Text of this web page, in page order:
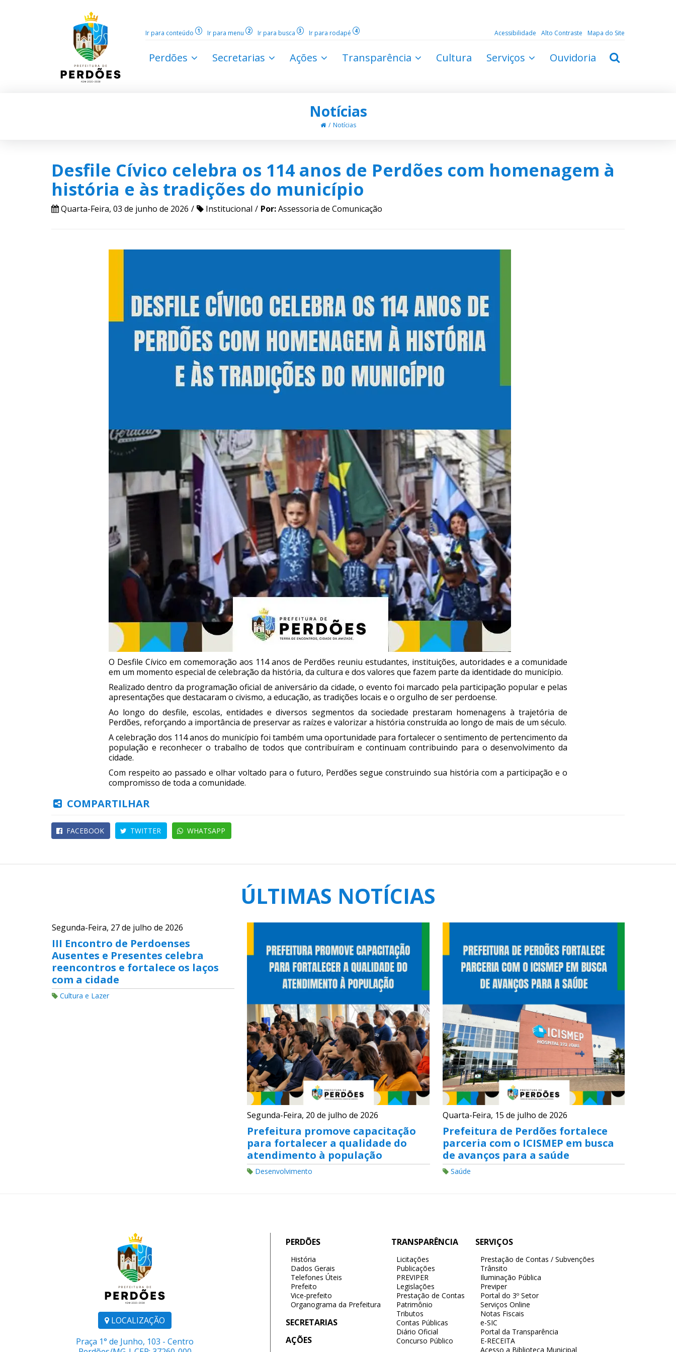
Ir para conteúdo 1 Ir para menu 2 Ir para busca 3 Ir para rodapé 4 Acessibilidade Alto Contraste Mapa do Site
Perdões Secretarias Ações Transparência Cultura Serviços Ouvidoria
Notícias
Notícias
Desfile Cívico celebra os 114 anos de Perdões com homenagem à
história e às tradições do município
Quarta-Feira, 03 de junho de 2026 Institucional Por:Assessoria de Comunicação
O Desfile Cívico em comemoração aos 114 anos de Perdões reuniu estudantes, instituições, autoridades e a comunidade
em um momento especial de celebração da história, da cultura e dos valores que fazem parte da identidade do município.
Realizado dentro da programação oficial de aniversário da cidade, o evento foi marcado pela participação popular e pelas
apresentações que destacaram o civismo, a educação, as tradições locais e o orgulho de ser perdoense.
Ao longo do desfile, escolas, entidades e diversos segmentos da sociedade prestaram homenagens à trajetória de
Perdões, reforçando a importância de preservar as raízes e valorizar a história construída ao longo de mais de um século.
A celebração dos 114 anos do município foi também uma oportunidade para fortalecer o sentimento de pertencimento da
população e reconhecer o trabalho de todos que contribuíram e continuam contribuindo para o desenvolvimento da
cidade.
Com respeito ao passado e olhar voltado para o futuro, Perdões segue construindo sua história com a participação e o
compromisso de toda a comunidade.
COMPARTILHAR
FACEBOOK TWITTER WHATSAPP
ÚLTIMAS NOTÍCIAS
Segunda-Feira, 27 de julho de 2026
III Encontro de Perdoenses
Ausentes e Presentes celebra
reencontros e fortalece os laços
com a cidade
Cultura e Lazer
Segunda-Feira, 20 de julho de 2026
Prefeitura promove capacitação
para fortalecer a qualidade do
atendimento à população
Desenvolvimento
Quarta-Feira, 15 de julho de 2026
Prefeitura de Perdões fortalece
parceria com o ICISMEP em busca
de avanços para a saúde
Saúde
LOCALIZAÇÃO
Praça 1° de Junho, 103 - Centro
PERDÕES
História
Dados Gerais
Telefones Úteis
Prefeito
Vice-prefeito
Organograma da Prefeitura
SECRETARIAS
AÇÕES
TRANSPARÊNCIA
Licitações
Publicações
PREVIPER
Legislações
Prestação de Contas
Patrimônio
Tributos
Contas Públicas
Diário Oficial
Concurso Público
SERVIÇOS
Prestação de Contas / Subvenções
Trânsito
Iluminação Pública
Previper
Portal do 3º Setor
Serviços Online
Notas Fiscais
e-SIC
Portal da Transparência
E-RECEITA
Acesso a Biblioteca Municipal